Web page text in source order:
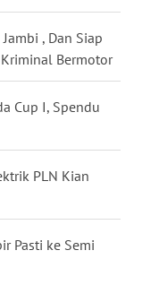
, Dan Siap
Bermotor
Cup I, Spendu
PLN Kian
Pasti ke Semi